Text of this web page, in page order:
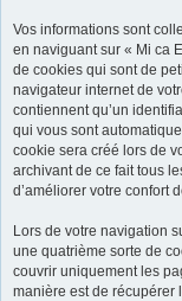
Vos informations sont
en naviguant sur « Mi ca
de cookies qui sont de
navigateur internet de
contiennent qu’un
qui vous sont
cookie sera créé lors de
archivant de ce fait tous
d’améliorer votre confort
Lors de votre navigation
une quatrième sorte de
couvrir uniquement les
manière est de récupérer